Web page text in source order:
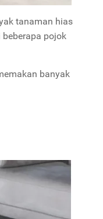
tanaman hias
pojok
banyak